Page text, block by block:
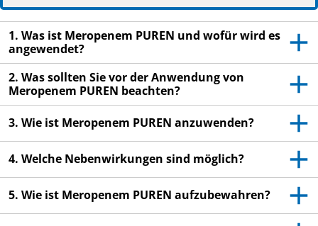
Wenn Sie weitere Fragen haben, wenden Sie sich
an Ihren Arzt oder das medizinische
Fachpersonal.
Dieses Arzneimittel wurde Ihnen persönlich
verschrieben. Geben Sie es nicht an Dritte weiter.
Es kann anderen Menschen schaden, auch wenn
diese die gleichen Beschwerden haben wie Sie.
Wenn Sie Nebenwirkungen bemerken, wenden Sie
sich an Ihren Arzt oder das medizinische
Fachpersonal. Dies gilt auch für Nebenwirkungen,
die nicht in dieser Packungsbeilage angegeben
sind. Siehe Abschnitt 4.
1. Was ist Meropenem PUREN und wofür wird es
angewendet?
2. Was sollten Sie vor der Anwendung von
Meropenem PUREN beachten?
3. Wie ist Meropenem PUREN anzuwenden?
4. Welche Nebenwirkungen sind möglich?
5. Wie ist Meropenem PUREN aufzubewahren?